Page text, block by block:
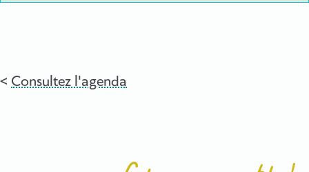
Consultez l'agenda